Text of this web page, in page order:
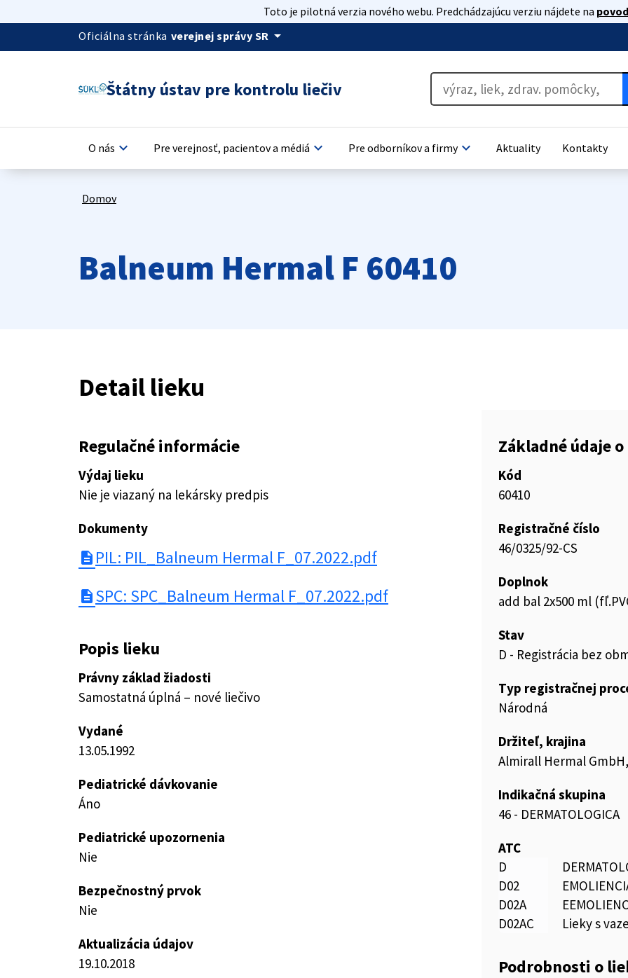
Toto je pilotná verzia nového webu. Predchádzajúcu verziu nájdete na
Oficiálna stránka verejnej správy SR arrow_drop_down
Štátny ústav pre kontrolu liečiv
O nás keyboard_arrow_down Pre verejnosť, pacientov a médiá keyboard_arrow_down Pre odborníkov a firmykeyboard_arrow_down Aktuality Kontakty
Domov
Balneum Hermal F 60410
Detail lieku
Regulačné informácie
Výdaj lieku
Nie je viazaný na lekársky predpis
Dokumenty
description PIL: PIL_Balneum Hermal F_07.2022.pdf
description SPC: SPC_Balneum Hermal F_07.2022.pdf
Popis lieku
Právny základ žiadosti
Samostatná úplná – nové liečivo
Vydané
13.05.1992
Pediatrické dávkovanie
Áno
Pediatrické upozornenia
Nie
Bezpečnostný prvok
Nie
Aktualizácia údajov
19.10.2018
Základné údaje
Kód
60410
Registračné číslo
46/0325/92-CS
Doplnok
add bal 2x500 ml
Stav
D - Registrácia bez
Typ registračnej
Národná
Držiteľ, krajina
Almirall Hermal
Indikačná skupina
46 - DERMATOLOGICA
ATC
D
D02
D02A
D02AC
Lieky s
Podrobnosti o